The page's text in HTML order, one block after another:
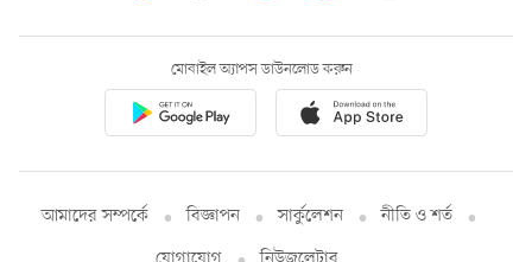
মোবাইল অ্যাপস ডাউনলোড করুন
আমাদের সম্পর্কে বিজ্ঞাপন সার্কুলেশন
নীতি ও শর্ত